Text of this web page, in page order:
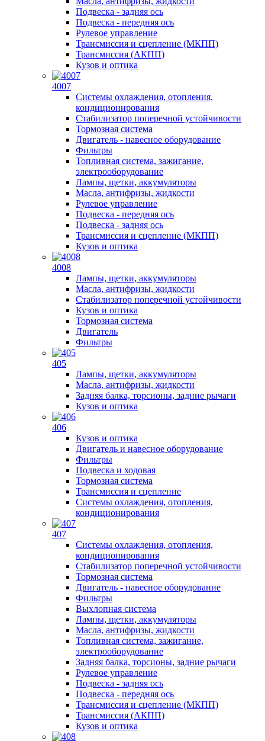
Подвеска - задняя ось
Подвеска - передняя ось
Рулевое управление
Трансмиссия и сцепление (МКПП)
Трансмиссия (АКПП)
Кузов и оптика
4007
Системы охлаждения, отопления,
кондиционирования
Стабилизатор поперечной устойчивости
Тормозная система
Двигатель - навесное оборудование
Фильтры
Топливная система, зажигание,
электрооборудование
Лампы, щетки, аккумуляторы
Масла, антифризы, жидкости
Рулевое управление
Подвеска - передняя ось
Подвеска - задняя ось
Трансмиссия и сцепление (МКПП)
Кузов и оптика
4008
Лампы, щетки, аккумуляторы
Масла, антифризы, жидкости
Стабилизатор поперечной устойчивости
Кузов и оптика
Тормозная система
Двигатель
Фильтры
405
Лампы, щетки, аккумуляторы
Масла, антифризы, жидкости
Задняя балка, торсионы, задние рычаги
Кузов и оптика
406
Кузов и оптика
Двигатель и навесное оборудование
Фильтры
Подвеска и ходовая
Тормозная система
Трансмиссия и сцепление
Системы охлаждения, отопления,
кондиционирования
407
Системы охлаждения, отопления,
кондиционирования
Стабилизатор поперечной устойчивости
Тормозная система
Двигатель - навесное оборудование
Фильтры
Выхлопная система
Лампы, щетки, аккумуляторы
Масла, антифризы, жидкости
Топливная система, зажигание,
электрооборудование
Задняя балка, торсионы, задние рычаги
Рулевое управление
Подвеска - задняя ось
Подвеска - передняя ось
Трансмиссия и сцепление (МКПП)
Трансмиссия (АКПП)
Кузов и оптика